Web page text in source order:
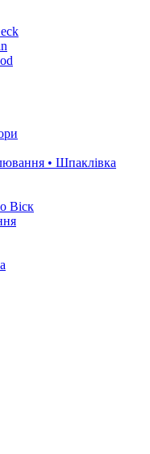
• Шпаклівка
Віск